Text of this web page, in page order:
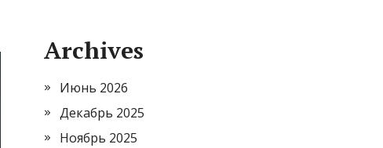
Archives
Июнь 2026
Декабрь 2025
Ноябрь 2025